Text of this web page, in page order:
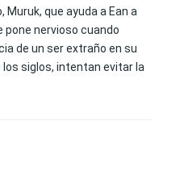
que ayuda a Ean a
pone nervioso cuando
de un ser extraño en su
siglos, intentan evitar la